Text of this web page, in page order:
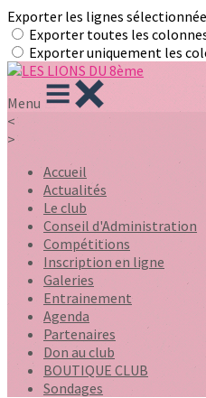
Exporter les lignes
Exporter toutes les
Exporter uniquement les
Menu
<
>
Accueil
Actualités
Le club
Conseil d'Administration
Compétitions
Inscription en ligne
Galeries
Entrainement
Agenda
Partenaires
Don au club
BOUTIQUE CLUB
Sondages